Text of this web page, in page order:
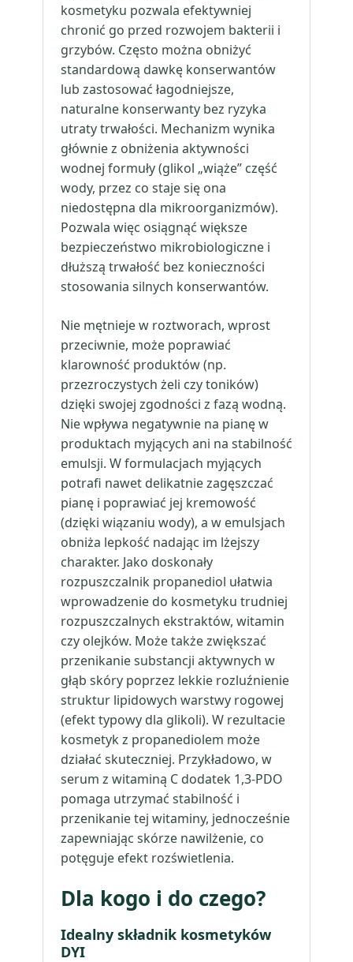
kosmetyku pozwala efektywniej
chronić go przed rozwojem bakterii i
grzybów. Często można obniżyć
standardową dawkę konserwantów
lub zastosować łagodniejsze,
naturalne konserwanty bez ryzyka
utraty trwałości. Mechanizm wynika
głównie z obniżenia aktywności
wodnej formuły (glikol „wiąże” część
wody, przez co staje się ona
niedostępna dla mikroorganizmów).
Pozwala więc osiągnąć większe
bezpieczeństwo mikrobiologiczne i
dłuższą trwałość bez konieczności
stosowania silnych konserwantów.
Nie mętnieje w roztworach, wprost
przeciwnie, może poprawiać
klarowność produktów (np.
przezroczystych żeli czy toników)
dzięki swojej zgodności z fazą wodną.
Nie wpływa negatywnie na pianę w
produktach myjących ani na stabilność
emulsji. W formulacjach myjących
potrafi nawet delikatnie zagęszczać
pianę i poprawiać jej kremowość
(dzięki wiązaniu wody), a w emulsjach
obniża lepkość nadając im lżejszy
charakter. Jako doskonały
rozpuszczalnik propanediol ułatwia
wprowadzenie do kosmetyku trudniej
rozpuszczalnych ekstraktów, witamin
czy olejków. Może także zwiększać
przenikanie substancji aktywnych w
głąb skóry poprzez lekkie rozluźnienie
struktur lipidowych warstwy rogowej
(efekt typowy dla glikoli). W rezultacie
kosmetyk z propanediolem może
działać skuteczniej. Przykładowo, w
serum z witaminą C dodatek 1,3-PDO
pomaga utrzymać stabilność i
przenikanie tej witaminy, jednocześnie
zapewniając skórze nawilżenie, co
potęguje efekt rozświetlenia.
Dla kogo i do czego?
Idealny składnik kosmetyków
DYI